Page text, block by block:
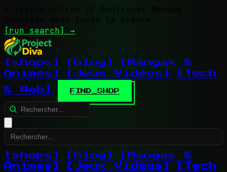
// Boutiques Mangas
indexées dans toute la France
[run search] →
[shops] [blog]
[Mangas &
Animés]
[Jeux Vidéos]
[Tech
& Web]
FIND_SHOP
[shops] [blog]
[Mangas &
Animés]
[Jeux Vidéos]
[Tech